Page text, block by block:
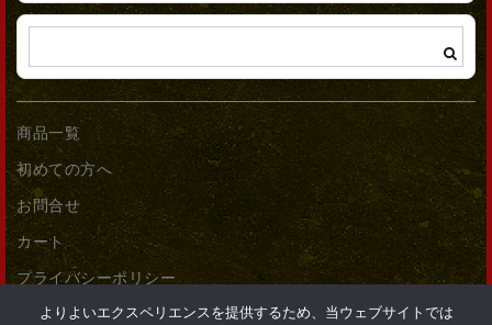
商品一覧
初めての方へ
お問合せ
カート
プライバシーポリシー
よりよいエクスペリエンスを提供するため、当ウェブサイトでは